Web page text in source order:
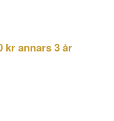
kr annars 3 år